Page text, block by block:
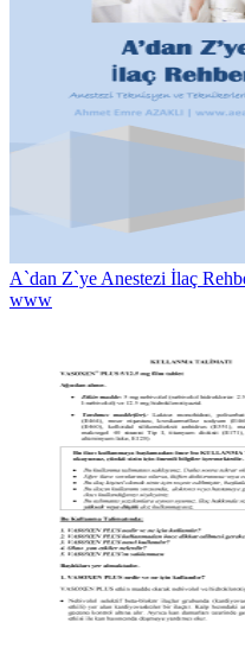
A`dan Z`ye Anestezi İlaç
www